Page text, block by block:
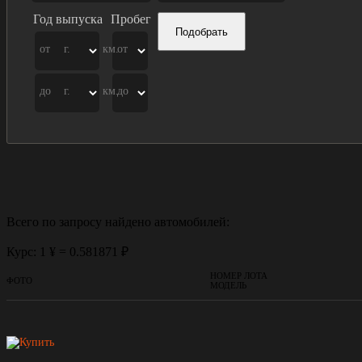
Год выпуска
от г.
до г.
Пробег
от
км.
до
км.
Подобрать
Всего по запросу найдено автомобилей:
Курс: 1 ¥ = 0.581871 ₽
ФОТО
НОМЕР ЛОТА
МОДЕЛЬ